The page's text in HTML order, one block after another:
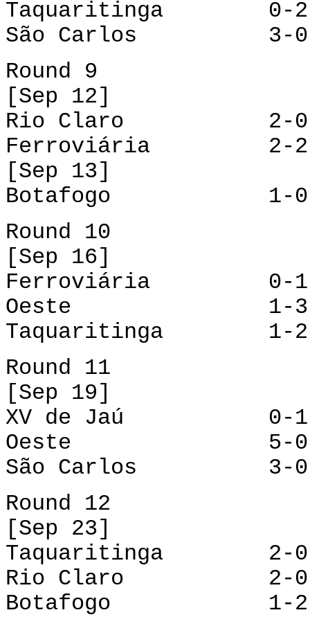
Taquaritinga 0-2
São Carlos 3-0
Round 9
[Sep 12]
Rio Claro 2-0
Ferroviária 2-2
[Sep 13]
Botafogo 1-0
Round 10
[Sep 16]
Ferroviária 0-1
Oeste 1-3
Taquaritinga 1-2
Round 11
[Sep 19]
XV de Jaú 0-1
Oeste 5-0
São Carlos 3-0
Round 12
[Sep 23]
Taquaritinga 2-0
Rio Claro 2-0
Botafogo 1-2